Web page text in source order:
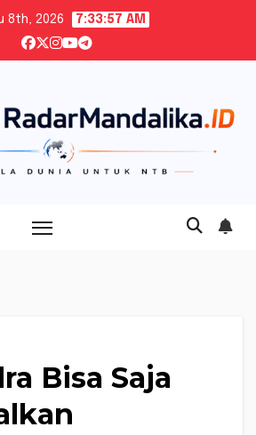
8th, 2026 7:33:58 AM
Bisa Saja